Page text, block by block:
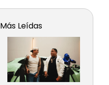
Más Leídas